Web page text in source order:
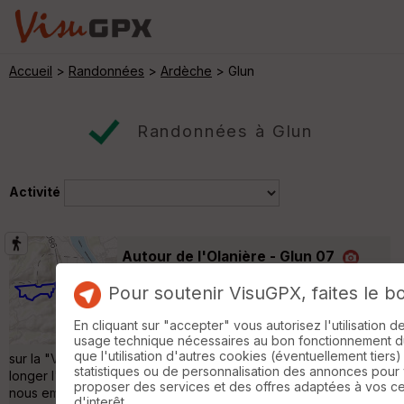
Accueil > Randonnées > Ardèche > Glun
Randonnées à Glun
Activité
Autour de l'Olanière - Glun 07
Randonnée Pédestre 11 km 340 m
D�part du pont s�parant Pont de l'Is�re et
la Roche de Glun en Dr�me. Petit passage
sur la "Via-Rh�na" en direction du bassin des Musards. Il faut
longer l'�tang jusqu'� la nouvelle passerelle (pi�tonne) qui
nous emm�ne en Ard�che sur la commune de Glun. Juste
Pour soutenir VisuGPX, faites le
En cliquant sur "accepter" vous autorisez l'utilisation
usage technique nécessaires au bon fonctionnement
que l'utilisation d'autres cookies (éventuellement
statistiques ou de personnalisation des annonces pour
proposer des services et des offres adaptées à vos